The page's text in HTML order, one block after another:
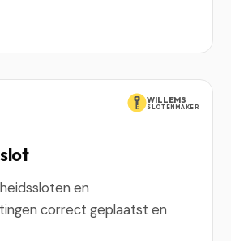
WILLEMS
SLOTENMAKER
en
correct geplaatst en